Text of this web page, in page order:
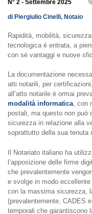
N° 2 - Settembre 2025
di Piergiulio Cinelli, Notaio
Rapidità, mobilità,
tecnologica è entrata, a
con sé vantaggi e nuove
La documentazione
atti notarili, per
all’atto notarile è ormai
modalità informatica, con
postali, ma questo non può
sicurezza in relazione alla
soprattutto della sua tenuta
Il Notariato italiano ha
l’apposizione delle firme
che prevalentemente
e svolge in modo
con la massima sicurezza,
(prevalentemente, CADES
temporali che garantiscono